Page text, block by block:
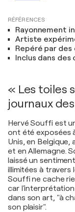
RÉFÉRENCES
Rayonnement
Artiste
Repéré par des
Inclus dans
« Les toiles
journaux
Hervé Souffi est
ont été exposées
Unis, en Belgique,
et en Allemagne.
laissé un
illimitées à travers
Souffi ne cache
car
dans son art, "à
son plaisir".